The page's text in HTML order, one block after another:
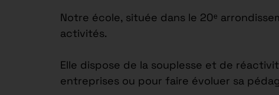
Notre école, située dans le 20ᵉ
activités.
Elle dispose de la souplesse et de
entreprises ou pour faire évoluer sa